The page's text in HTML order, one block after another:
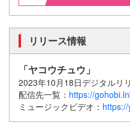
リリース情報
「ヤコウチュウ」
2023年10月18日デジタルリ
配信先一覧： https://
ミュージックビデオ：